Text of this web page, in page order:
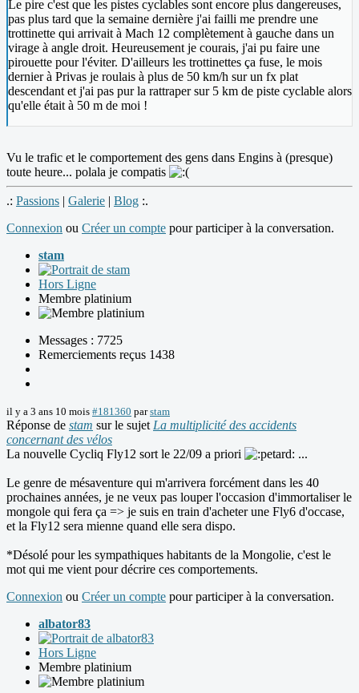
Le pire c'est que les pistes cyclables sont encore plus dangereuses,
pas plus tard que la semaine dernière j'ai failli me prendre une
trottinette qui arrivait à Mach 12 complètement à gauche dans un
virage à angle droit. Heureusement je courais, j'ai pu faire une
pirouette pour l'éviter. D'ailleurs les trottinettes ça fuse, le mois
dernier à Privas je roulais à plus de 50 km/h sur un fx plat
descendant et j'ai pas pur la rattraper sur 5 km de piste cyclable alors
qu'elle était à 50 m de moi !
Vu le trafic et le comportement des gens dans Engins à (presque)
toute heure... polala je compatis
.: Passions | Galerie | Blog :.
Connexion ou Créer un compte pour participer à la conversation.
stam
Hors Ligne
Membre platinium
Messages : 7725
Remerciements reçus 1438
il y a 3 ans 10 mois #181360 parstam
Réponse de stam sur le sujet La multiplicité des accidents
concernant des vélos
La nouvelle Cycliq Fly12 sort le 22/09 a priori
...
Le genre de mésaventure qui m'arrivera forcément dans les 40
prochaines années, je ne veux pas louper l'occasion d'immortaliser le
mongole qui fera ça => je suis en train d'acheter une Fly6 d'occase,
et la Fly12 sera mienne quand elle sera dispo.
*Désolé pour les sympathiques habitants de la Mongolie, c'est le
mot qui me vient pour décrire ces comportements.
Connexion ou Créer un compte pour participer à la conversation.
albator83
Hors Ligne
Membre platinium